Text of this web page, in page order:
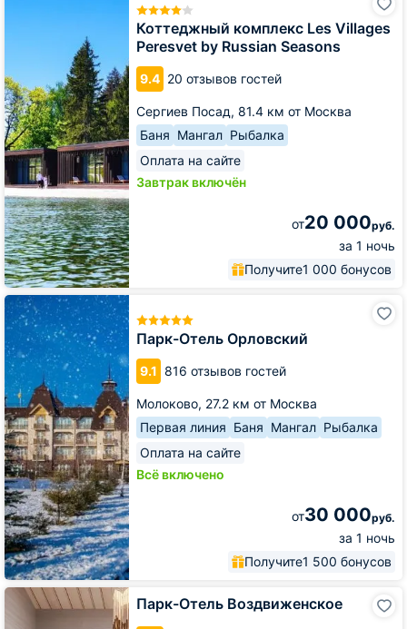
Коттеджный комплекс Les Villages
Peresvet by Russian Seasons
9.4 20 отзывов гостей
Сергиев Посад, 81.4 км от Москва
Баня Мангал Рыбалка
Оплата на сайте
Завтрак включён
от20 000руб.
за 1 ночь
Получите1 000 бонусов
by
Russian
Seasons
Парк-Отель Орловский
9.1 816 отзывов гостей
Молоково, 27.2 км от Москва
Первая линия Баня Мангал Рыбалка
Оплата на сайте
Всё включено
от30 000руб.
за 1 ночь
Получите1 500 бонусов
Парк-
Отель
Орловский
Парк-Отель Воздвиженское
Парк-
Отель